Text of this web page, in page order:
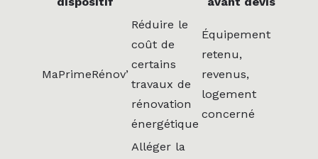
MaPrimeRénov’
Réduire le
coût de
certains
travaux de
rénovation
énergétique
Équipement
retenu,
revenus,
logement
concerné
Alléger la